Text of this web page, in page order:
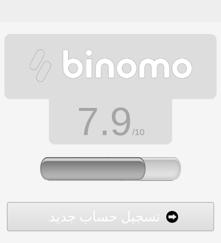
7.9 /10
تسجيل حساب جديد